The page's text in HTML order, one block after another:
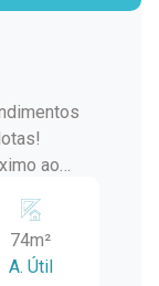
ao
pensado
74m²
A. Útil